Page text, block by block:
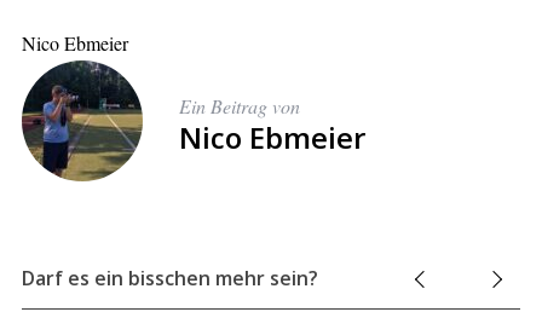
Nico Ebmeier
Ein Beitrag von
Nico Ebmeier
Darf es ein bisschen mehr sein?